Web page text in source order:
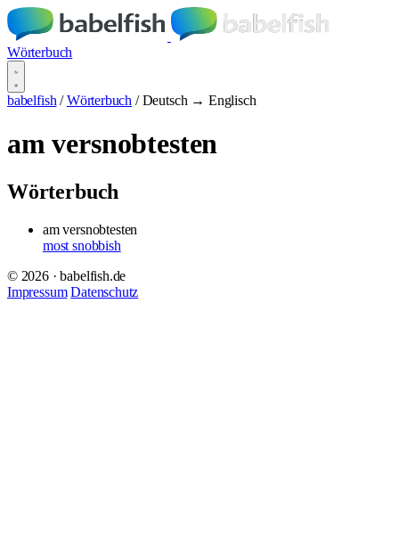
Wörterbuch
babelfish / Wörterbuch / Deutsch → Englisch
am versnobtesten
Wörterbuch
am versnobtesten
most snobbish
© 2026 · babelfish.de
Impressum Datenschutz